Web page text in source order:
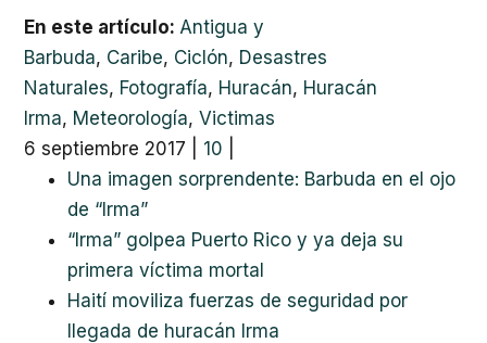
En este artículo: Antigua y
Barbuda, Caribe, Ciclón, Desastres
Naturales, Fotografía, Huracán, Huracán
Irma, Meteorología, Victimas
6 septiembre 2017
10
Una imagen sorprendente: Barbuda en el ojo
de “Irma”
“Irma” golpea Puerto Rico y ya deja su
primera víctima mortal
Haití moviliza fuerzas de seguridad por
llegada de huracán Irma